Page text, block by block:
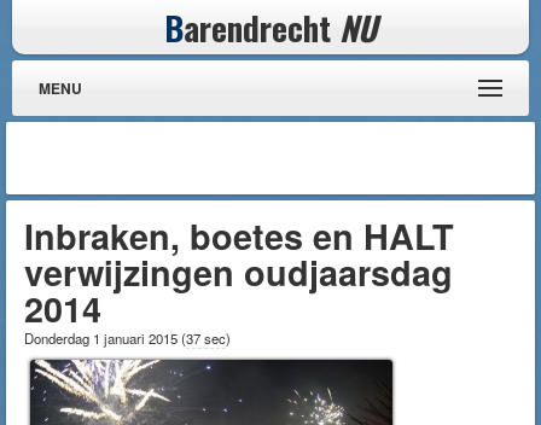
Barendrecht NU
MENU
Inbraken, boetes en HALT
verwijzingen oudjaarsdag
2014
Donderdag 1 januari 2015(37 sec)